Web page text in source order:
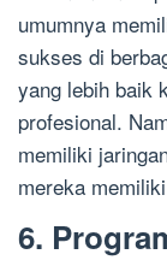
umumnya
sukses di
yang lebih baik
profesional.
memiliki
mereka
6.